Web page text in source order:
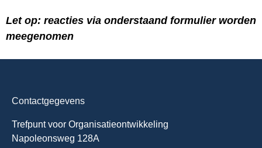
Let op: reacties via onderstaand formulier worden
meegenomen
Contactgegevens
Trefpunt voor Organisatieontwikkeling
Napoleonsweg 128A